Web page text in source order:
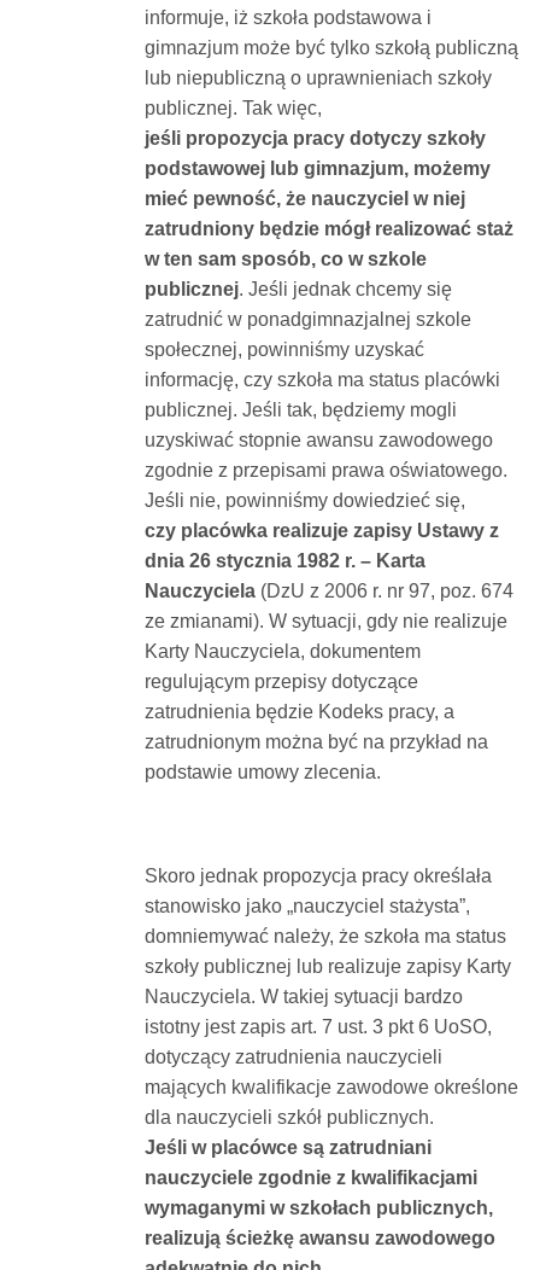
informuje, iż szkoła podstawowa i
gimnazjum może być tylko szkołą publiczną
lub niepubliczną o uprawnieniach szkoły
publicznej. Tak więc,
jeśli propozycja pracy dotyczy szkoły
podstawowej lub gimnazjum, możemy
mieć pewność, że nauczyciel w niej
zatrudniony będzie mógł realizować staż
w ten sam sposób, co w szkole
publicznej. Jeśli jednak chcemy się
zatrudnić w ponadgimnazjalnej szkole
społecznej, powinniśmy uzyskać
informację, czy szkoła ma status placówki
publicznej. Jeśli tak, będziemy mogli
uzyskiwać stopnie awansu zawodowego
zgodnie z przepisami prawa oświatowego.
Jeśli nie, powinniśmy dowiedzieć się,
czy placówka realizuje zapisy Ustawy z
dnia 26 stycznia 1982 r. – Karta
Nauczyciela(DzU z 2006 r. nr 97, poz. 674
ze zmianami). W sytuacji, gdy nie realizuje
Karty Nauczyciela, dokumentem
regulującym przepisy dotyczące
zatrudnienia będzie Kodeks pracy, a
zatrudnionym można być na przykład na
podstawie umowy zlecenia.
Skoro jednak propozycja pracy określała
stanowisko jako „nauczyciel stażysta”,
domniemywać należy, że szkoła ma status
szkoły publicznej lub realizuje zapisy Karty
Nauczyciela. W takiej sytuacji bardzo
istotny jest zapis art. 7 ust. 3 pkt 6 UoSO,
dotyczący zatrudnienia nauczycieli
mających kwalifikacje zawodowe określone
dla nauczycieli szkół publicznych.
Jeśli w placówce są zatrudniani
nauczyciele zgodnie z kwalifikacjami
wymaganymi w szkołach publicznych,
realizują ścieżkę awansu zawodowego